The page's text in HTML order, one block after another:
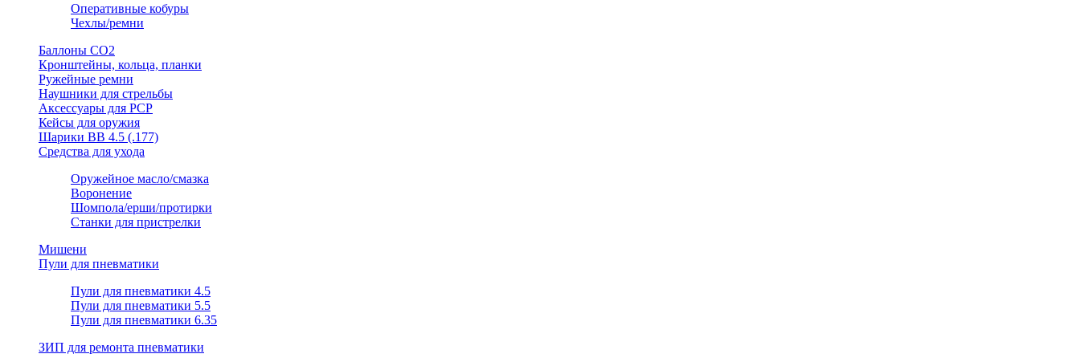
Оперативные кобуры
Чехлы/ремни
Баллоны СО2
Кронштейны, кольца, планки
Ружейные ремни
Наушники для стрельбы
Аксессуары для PCP
Кейсы для оружия
Шарики ВВ 4.5 (.177)
Средства для ухода
Оружейное масло/смазка
Воронение
Шомпола/ерши/протирки
Станки для пристрелки
Мишени
Пули для пневматики
Пули для пневматики 4.5
Пули для пневматики 5.5
Пули для пневматики 6.35
ЗИП для ремонта пневматики